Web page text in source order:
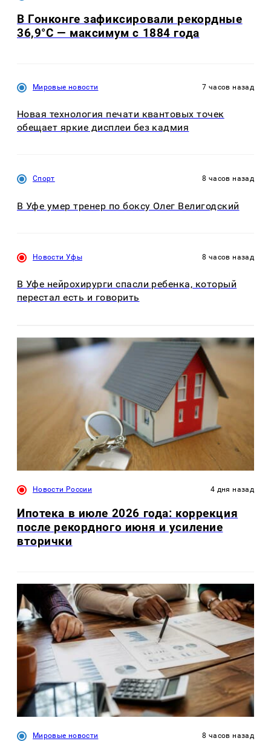
В Гонконге зафиксировали рекордные
36,9°C — максимум с 1884 года
Мировые новости 7 часов назад
Новая технология печати квантовых точек
обещает яркие дисплеи без кадмия
Спорт 8 часов назад
В Уфе умер тренер по боксу Олег Велигодский
Новости Уфы 8 часов назад
В Уфе нейрохирурги спасли ребенка, который
перестал есть и говорить
Новости России 4 дня назад
Ипотека в июле 2026 года: коррекция
после рекордного июня и усиление
вторички
Мировые новости 8 часов назад